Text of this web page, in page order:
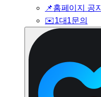
📌홈페이지 공지
✉️1대1문의